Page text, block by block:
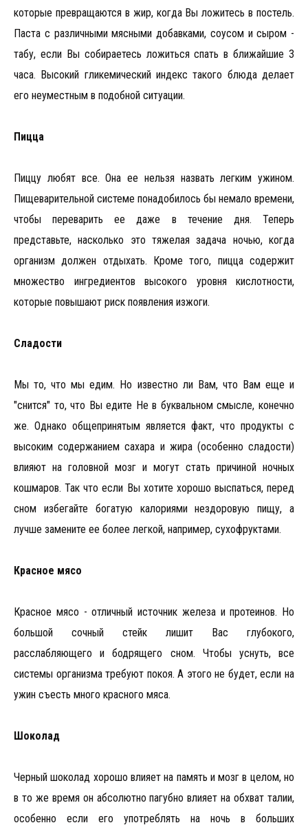
которые превращаются в жир, когда Вы ложитесь в постель.
Паста с различными мясными добавками, соусом и сыром -
табу, если Вы собираетесь ложиться спать в ближайшие 3
часа. Высокий гликемический индекс такого блюда делает
его неуместным в подобной ситуации.
Пицца
Пиццу любят все. Она ее нельзя назвать легким ужином.
Пищеварительной системе понадобилось бы немало времени,
чтобы переварить ее даже в течение дня. Теперь
представьте, насколько это тяжелая задача ночью, когда
организм должен отдыхать. Кроме того, пицца содержит
множество ингредиентов высокого уровня кислотности,
которые повышают риск появления изжоги.
Сладости
Мы то, что мы едим. Но известно ли Вам, что Вам еще и
"снится" то, что Вы едите Не в буквальном смысле, конечно
же. Однако общепринятым является факт, что продукты с
высоким содержанием сахара и жира (особенно сладости)
влияют на головной мозг и могут стать причиной ночных
кошмаров. Так что если Вы хотите хорошо выспаться, перед
сном избегайте богатую калориями нездоровую пищу, а
лучше замените ее более легкой, например, сухофруктами.
Красное мясо
Красное мясо - отличный источник железа и протеинов. Но
большой сочный стейк лишит Вас глубокого,
расслабляющего и бодрящего сном. Чтобы уснуть, все
системы организма требуют покоя. А этого не будет, если на
ужин съесть много красного мяса.
Шоколад
Черный шоколад хорошо влияет на память и мозг в целом, но
в то же время он абсолютно пагубно влияет на обхват талии,
особенно если его употреблять на ночь в больших